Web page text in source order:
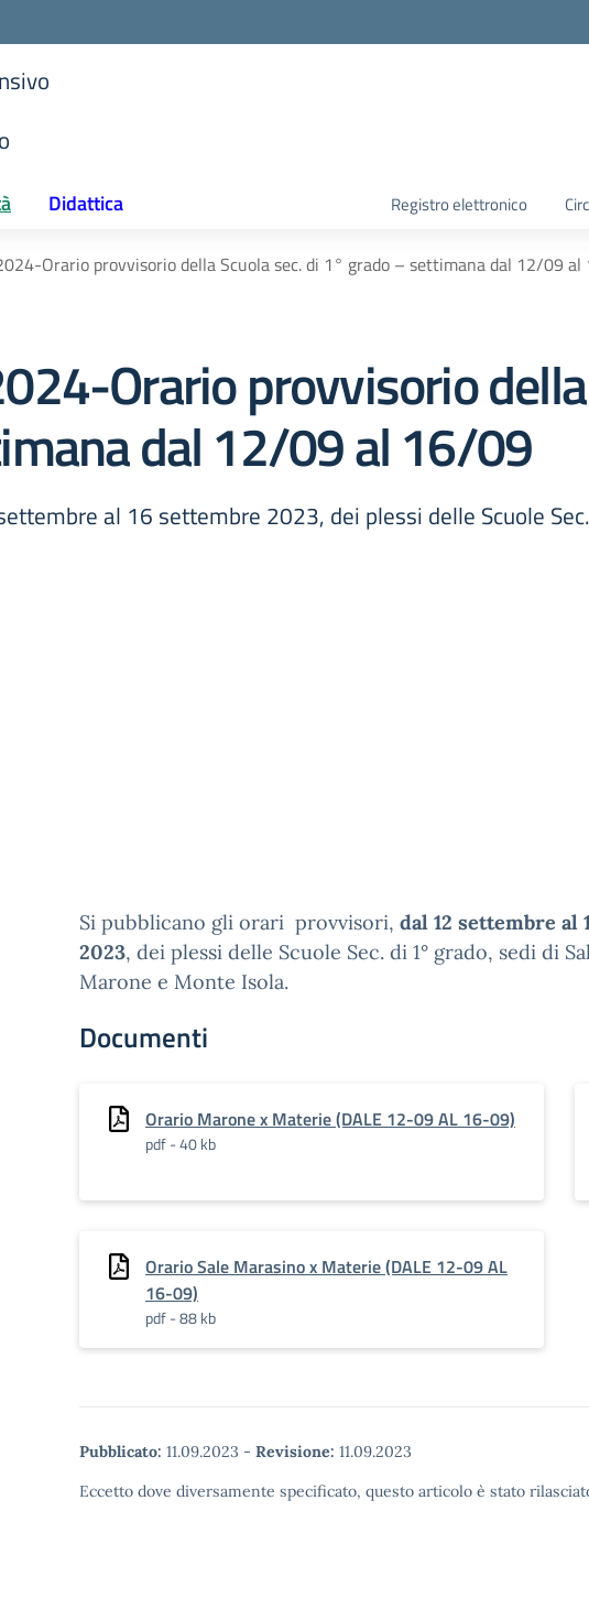
Didattica Registro elettronico
Orario provvisorio della Scuola sec. di 1° grado – settimana dal 12/09
Orario provvisorio
dal 12/09 al 16/09
al 16 settembre 2023, dei plessi delle Scuole
Si pubblicano gli orari provvisori, dal 12 settembre al
2023, dei plessi delle Scuole Sec. di 1° grado, sedi di
Marone e Monte Isola.
Documenti
Orario Marone x Materie (DALE 12-09 AL 16-09)
pdf - 40 kb
Orario Sale Marasino x Materie (DALE 12-09 AL
16-09)
pdf - 88 kb
Pubblicato: 11.09.2023 - Revisione: 11.09.2023
Eccetto dove diversamente specificato, questo articolo è stato